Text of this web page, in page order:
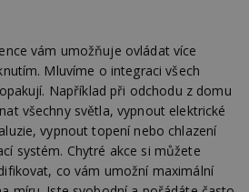
vám umožňuje ovládat více
Mluvíme o integraci všech
Například při odchodu z domu
všechny světla, vypnout elektrické
vypnout topení nebo chlazení
systém. Chytré akce si můžete
co vám umožní maximální